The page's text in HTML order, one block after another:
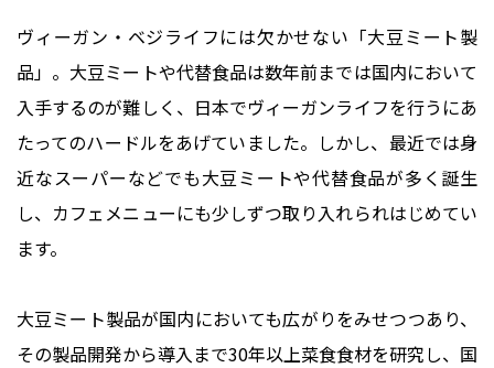
ヴィーガン・ベジライフには欠かせない「大豆ミート製
品」。大豆ミートや代替食品は数年前までは国内において
入手するのが難しく、日本でヴィーガンライフを行うにあ
たってのハードルをあげていました。しかし、最近では身
近なスーパーなどでも大豆ミートや代替食品が多く誕生
し、カフェメニューにも少しずつ取り入れられはじめてい
ます。
大豆ミート製品が国内においても広がりをみせつつあり、
その製品開発から導入まで30年以上菜食食材を研究し、国